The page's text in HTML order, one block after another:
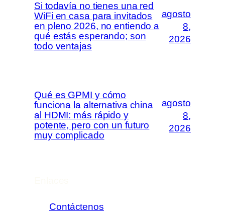
Si todavía no tienes una red
WiFi en casa para invitados
en pleno 2026, no entiendo a
qué estás esperando; son
todo ventajas
agosto
8,
2026
Qué es GPMI y cómo
funciona la alternativa china
al HDMI: más rápido y
potente, pero con un futuro
muy complicado
agosto
8,
2026
Contáctenos